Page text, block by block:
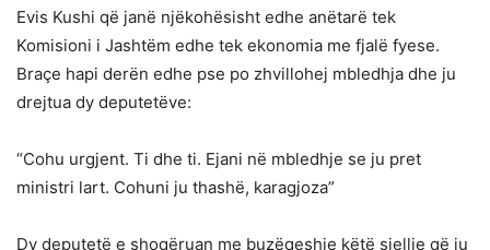
Evis Kushi që janë njëkohësisht edhe anëtarë tek
Komisioni i Jashtëm edhe tek ekonomia me fjalë fyese.
Braçe hapi derën edhe pse po zhvillohej mbledhja dhe ju
drejtua dy deputetëve:
“Cohu urgjent. Ti dhe ti. Ejani në mbledhje se ju pret
ministri lart. Cohuni ju thashë, karagjoza”
Dy deputetë e shoqëruan me buzëqeshje këtë sjellje që ju